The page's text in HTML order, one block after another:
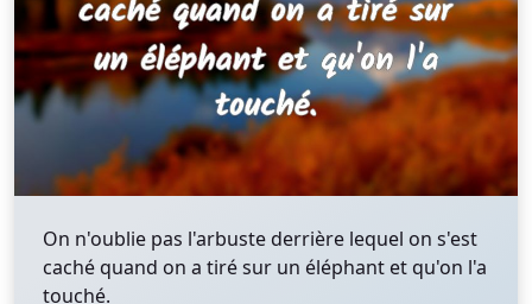
On n'oublie pas l'arbuste derrière lequel on s'est
caché quand on a tiré sur un éléphant et qu'on l'a
touché.